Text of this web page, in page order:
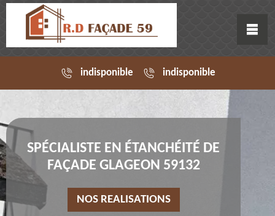
indisponible indisponible
SPÉCIALISTE EN ÉTANCHÉITÉ DE
FAÇADE GLAGEON 59132
NOS REALISATIONS